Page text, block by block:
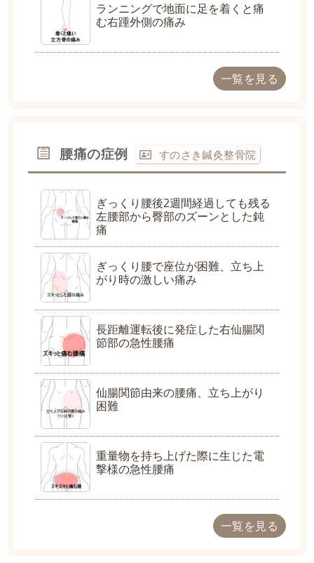
ランニングで地面に足を着くと痛
む右踵外側の痛み
一覧を見る
腰痛の症例 すのさき鍼灸整骨院
ぎっくり腰後2週間経過しても残る
左腰部から臀部のズーンとした鈍
痛
ぎっくり腰で座位が困難、立ち上
がり時の激しい痛み
長距離運転後に発症した右仙腸関
節部の急性腰痛
仙腸関節由来の腰痛、立ち上がり
困難
重量物を持ち上げた際に生じた電
撃様の急性腰痛
一覧を見る